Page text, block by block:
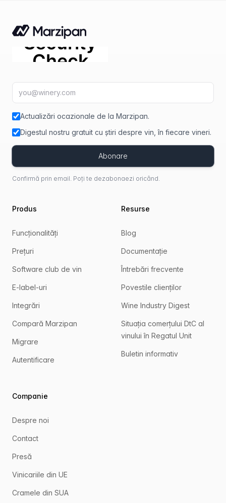
Adresă de e-mail
Actualizări ocazionale de la Marzipan.
Digestul nostru gratuit cu știri despre vin, în fiecare vineri.
Abonare
Confirmă prin email. Poți te dezabonaezi oricând.
Produs
Funcționalități
Prețuri
Software club de vin
E-label-uri
Integrări
Compară Marzipan
Migrare
Autentificare
Resurse
Blog
Documentație
Întrebări frecvente
Povestile clienților
Wine Industry Digest
Situația comerțului DtC al
vinului în Regatul Unit
Buletin informativ
Companie
Despre noi
Contact
Presă
Vinicariile din UE
Cramele din SUA